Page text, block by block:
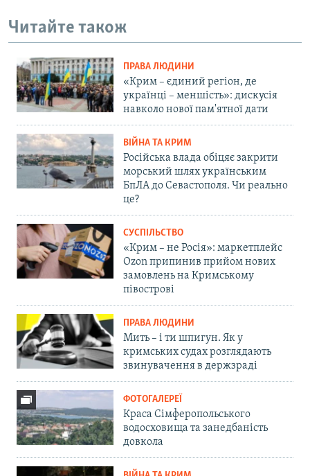
Читайте також
ПРАВА ЛЮДИНИ
«Крим – єдиний регіон, де
українці – меншість»: дискусія
навколо нової пам'ятної дати
ВІЙНА ТА КРИМ
Російська влада обіцяє закрити
морський шлях українським
БпЛА до Севастополя. Чи реально
це?
СУСПІЛЬСТВО
«Крим – не Росія»: маркетплейс
Ozon припинив прийом нових
замовлень на Кримському
півострові
ПРАВА ЛЮДИНИ
Мить – і ти шпигун. Як у
кримських судах розглядають
звинувачення в держзраді
ФОТОГАЛЕРЕЇ
Краса Сімферопольського
водосховища та занедбаність
довкола